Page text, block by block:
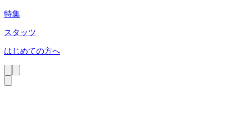
特集
スタッツ
はじめての方へ